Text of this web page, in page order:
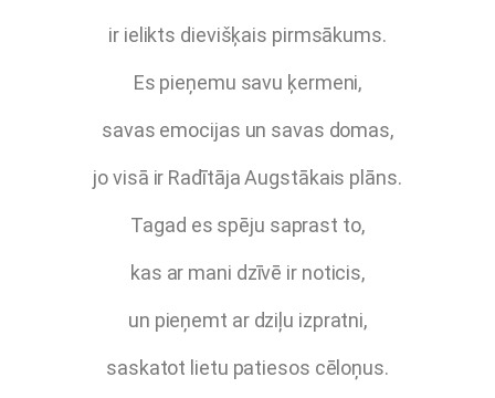
ir ielikts dievišķais pirmsākums.
Es pieņemu savu ķermeni,
savas emocijas un savas domas,
jo visā ir Radītāja Augstākais plāns.
Tagad es spēju saprast to,
kas ar mani dzīvē ir noticis,
un pieņemt ar dziļu izpratni,
saskatot lietu patiesos cēloņus.